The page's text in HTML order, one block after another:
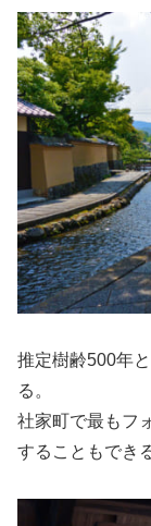
推定樹齢500年
る。
社家町で最もフ
することもでき